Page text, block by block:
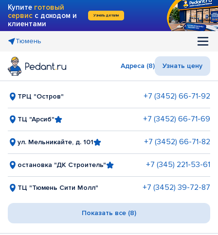
Купите готовый
сервис с доходом и
клиентами
Узнать детали
Тюмень
Адреса (8) Узнать цену
ТРЦ "Остров" +7 (3452) 66-71-92
ТЦ "Арсиб" +7 (3452) 66-71-69
ул. Мельникайте, д. 101 +7 (3452) 66-71-82
остановка "ДК Строитель" +7 (345) 221-53-61
ТЦ "Тюмень Сити Молл" +7 (3452) 39-72-87
Показать все (8)